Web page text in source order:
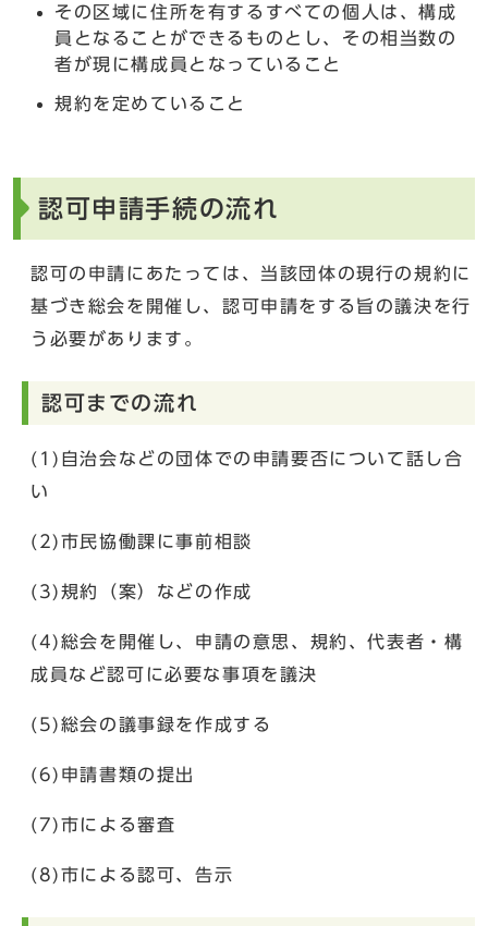
その区域に住所を有するすべての個人は、構成
員となることができるものとし、その相当数の
者が現に構成員となっていること
規約を定めていること
認可申請手続の流れ
認可の申請にあたっては、当該団体の現行の規約に
基づき総会を開催し、認可申請をする旨の議決を行
う必要があります。
認可までの流れ
(1)自治会などの団体での申請要否について話し合
い
(2)市民協働課に事前相談
(3)規約（案）などの作成
(4)総会を開催し、申請の意思、規約、代表者・構
成員など認可に必要な事項を議決
(5)総会の議事録を作成する
(6)申請書類の提出
(7)市による審査
(8)市による認可、告示